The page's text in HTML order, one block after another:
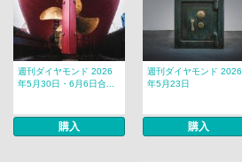
週刊ダイヤモンド 2026
年5月30日・6月6日合...
購入
週刊ダイヤモンド 2026
年5月23日
購入